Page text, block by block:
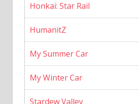
Honkai: Star Rail
HumanitZ
My Summer Car
My Winter Car
Stardew Valley